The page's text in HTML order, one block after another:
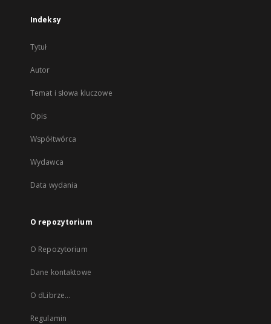
Indeksy
Tytuł
Autor
Temat i słowa kluczowe
Opis
Współtwórca
Wydawca
Data wydania
O repozytorium
O Repozytorium
Dane kontaktowe
O dLibrze...
Regulamin